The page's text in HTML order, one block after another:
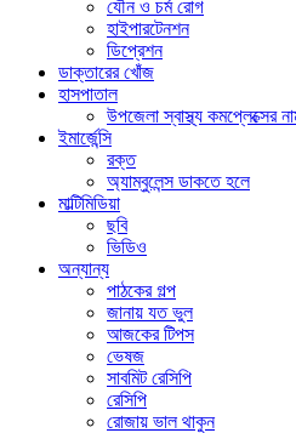
যৌন ও চর্ম রোগ
হাইপারটেনশন
ডিপ্রেশন
ডাক্তারের খোঁজ
হাসপাতাল
উপজেলা স্বাস্থ্য কমপ্লেক্সের
ইমার্জেন্সি
রক্ত
অ্যাম্বুলেন্স ডাকতে হলে
মাল্টিমিডিয়া
ছবি
ভিডিও
অন্যান্য
পাঠকের গল্প
জানায় যত ভুল
আজকের টিপস
ভেষজ
সাবমিট রেসিপি
রেসিপি
রোজায় ভাল থাকুন